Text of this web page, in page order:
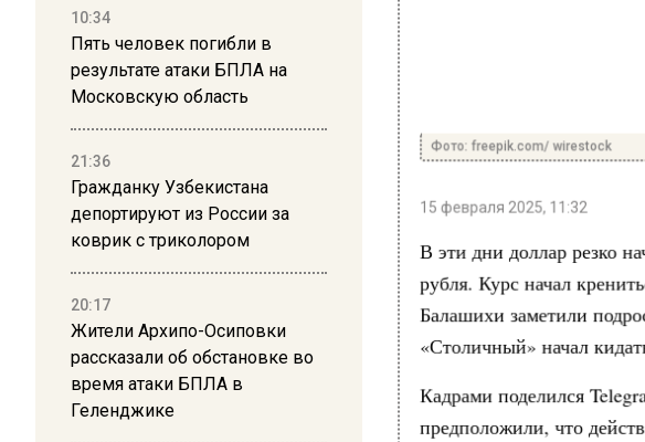
10:34
Пять человек погибли в
результате атаки БПЛА на
Московскую область
21:36
Гражданку Узбекистана
депортируют из России за
коврик с триколором
20:17
Жители Архипо-Осиповки
рассказали об обстановке во
время атаки БПЛА в
Геленджике
Фото: freepik.com/ wirestock
15 февраля 2025, 11:32
В эти дни доллар резко
рубля. Курс начал
Балашихи заметили
«Столичный» начал
Кадрами поделился
предположили, что